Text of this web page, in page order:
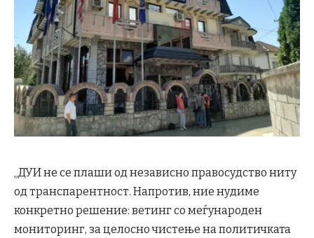
„ДУИ не се плаши од независно правосудство ниту
од транспарентност. Напротив, ние нудиме
конкретно решение: ветинг со меѓународен
мониторинг, за целосно чистење на политичката